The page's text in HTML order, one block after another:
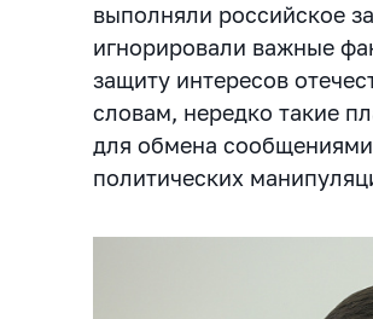
выполняли российское
игнорировали важные
защиту интересов
словам, нередко такие
для обмена
политических